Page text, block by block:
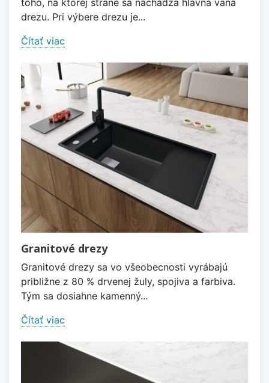
drezu. Pri výbere drezu je...
Čítať viac
Granitové drezy
Granitové drezy sa vo všeobecnosti vyrábajú
približne z 80 % drvenej žuly, spojiva a farbiva.
Tým sa dosiahne kamenný...
Čítať viac